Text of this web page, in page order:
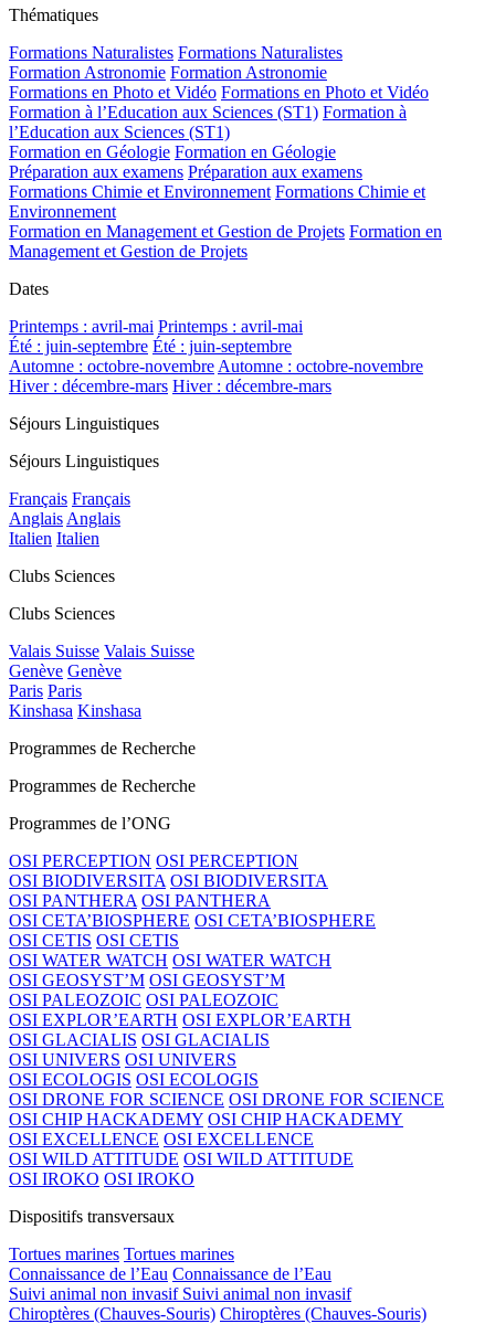
Thématiques
Formations Naturalistes Formations Naturalistes
Formation Astronomie Formation Astronomie
Formations en Photo et Vidéo Formations en Photo et Vidéo
Formation à l’Education aux Sciences (ST1) Formation à
l’Education aux Sciences (ST1)
Formation en Géologie Formation en Géologie
Préparation aux examens Préparation aux examens
Formations Chimie et Environnement Formations Chimie et
Environnement
Formation en Management et Gestion de Projets Formation en
Management et Gestion de Projets
Dates
Printemps : avril-mai Printemps : avril-mai
Été : juin-septembre Été : juin-septembre
Automne : octobre-novembre Automne : octobre-novembre
Hiver : décembre-mars Hiver : décembre-mars
Séjours Linguistiques
Séjours Linguistiques
Français Français
Anglais Anglais
Italien Italien
Clubs Sciences
Clubs Sciences
Valais Suisse Valais Suisse
Genève Genève
Paris Paris
Kinshasa Kinshasa
Programmes de Recherche
Programmes de Recherche
Programmes de l’ONG
OSI PERCEPTION OSI PERCEPTION
OSI BIODIVERSITA OSI BIODIVERSITA
OSI PANTHERA OSI PANTHERA
OSI CETA’BIOSPHERE OSI CETA’BIOSPHERE
OSI CETIS OSI CETIS
OSI WATER WATCH OSI WATER WATCH
OSI GEOSYST’M OSI GEOSYST’M
OSI PALEOZOIC OSI PALEOZOIC
OSI EXPLOR’EARTH OSI EXPLOR’EARTH
OSI GLACIALIS OSI GLACIALIS
OSI UNIVERS OSI UNIVERS
OSI ECOLOGIS OSI ECOLOGIS
OSI DRONE FOR SCIENCE OSI DRONE FOR SCIENCE
OSI CHIP HACKADEMY OSI CHIP HACKADEMY
OSI EXCELLENCE OSI EXCELLENCE
OSI WILD ATTITUDE OSI WILD ATTITUDE
OSI IROKO OSI IROKO
Dispositifs transversaux
Tortues marines Tortues marines
Connaissance de l’Eau Connaissance de l’Eau
Suivi animal non invasif Suivi animal non invasif
Chiroptères (Chauves-Souris) Chiroptères (Chauves-Souris)